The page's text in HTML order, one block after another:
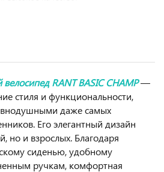
RANT BASIC CHAMP—
стиля и функциональности,
даже самых
Его элегантный дизайн
но и взрослых. Благодаря
сиденью, удобному
ручкам, комфортная